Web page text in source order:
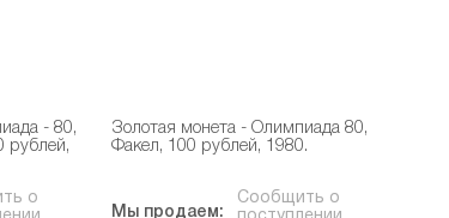
- 80,
рублей,
о
Золотая монета - Олимпиада 80,
Факел, 100 рублей, 1980.
Мы продаем:
Сообщить о